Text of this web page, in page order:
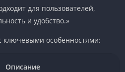
для пользователей,
и удобство.»
ключевыми особенностями:
Описание